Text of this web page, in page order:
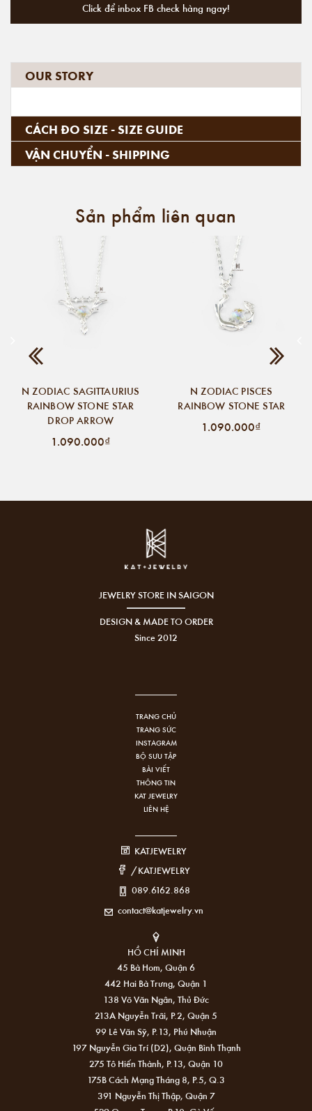
Click để inbox FB check hàng ngay!
OUR STORY
CÁCH ĐO SIZE - SIZE GUIDE
VẬN CHUYỂN - SHIPPING
Sản phẩm liên quan
N ZODIAC SAGITTAURIUS
RAINBOW STONE STAR
DROP ARROW
1.090.000₫
N ZODIAC PISCES
RAINBOW STONE STAR
1.090.000₫
JEWELRY STORE IN SAIGON
DESIGN & MADE TO ORDER
Since 2012
TRANG CHỦ
TRANG SỨC
INSTAGRAM
BỘ SƯU TẬP
BÀI VIẾT
THÔNG TIN
KAT JEWELRY
LIÊN HỆ
KATJEWELRY
/KATJEWELRY
089.6162.868
contact@katjewelry.vn
HỒ CHÍ MINH
45 Bà Hom, Quận 6
442 Hai Bà Trưng, Quận 1
138 Võ Văn Ngân, Thủ Đức
213A Nguyễn Trãi, P.2, Quận 5
99 Lê Văn Sỹ, P.13, Phú Nhuận
197 Nguyễn Gia Trí (D2), Quận Bình Thạnh
275 Tô Hiến Thành, P.13, Quận 10
175B Cách Mạng Tháng 8, P.5, Q.3
391 Nguyễn Thị Thập, Quận 7